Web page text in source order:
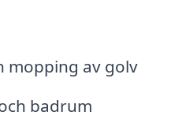
mopping av golv
badrum